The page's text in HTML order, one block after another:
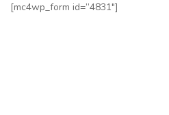
[mc4wp_form id=”4831″]